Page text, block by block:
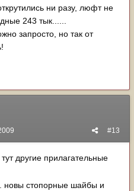
ни разу, люфт не
243 тык......
запросто, но так от
#13
другие прилагательные
новы стопорные шайбы и